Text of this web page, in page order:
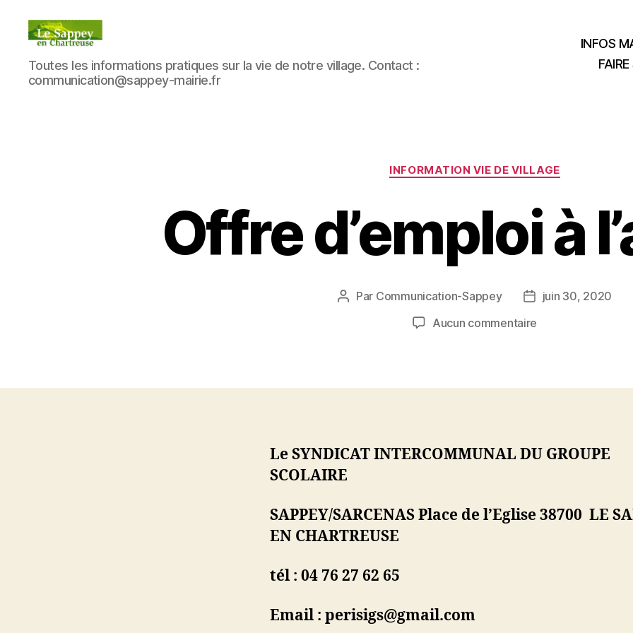
Blog
du
sappey
Toutes les informations pratiques sur la vie de notre village. Contact :
communication@sappey-mairie.fr
INFOS
Catégories
INFORMATION VIE DE VILLAGE
Offre d’emploi à
Auteur
Par Communication-Sappey
Date
l’article
juin 30, 2020
Aucun commentaire
l’année
Le SYNDICAT INTERCOMMUNAL DU GROUPE
SCOLAIRE
SAPPEY/SARCENASPlace de l’Eglise38700 LE
EN CHARTREUSE
tél : 04 76 27 62 65
Email : perisigs@gmail.com